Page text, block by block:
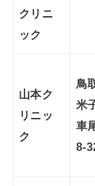
クリニ
ック
山本ク
リニッ
ク
鳥
米
車
8-